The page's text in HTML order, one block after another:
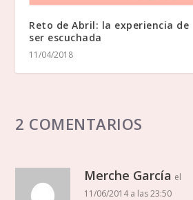
Reto de Abril: la experiencia
ser escuchada
11/04/2018
2 COMENTARIOS
Merche García el
11/06/2014 a las 23:50